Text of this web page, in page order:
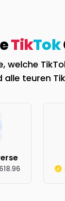
TikTok
welche
alle teuren